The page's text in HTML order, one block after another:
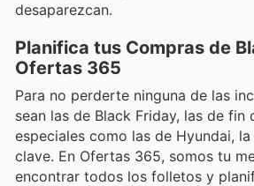
desaparezcan.
Planifica tus Compras de
Ofertas 365
Para no perderte ninguna de las
sean las de Black Friday, las de fin
especiales como las de Hyundai,
clave. En Ofertas 365, somos tu
encontrar todos los folletos y